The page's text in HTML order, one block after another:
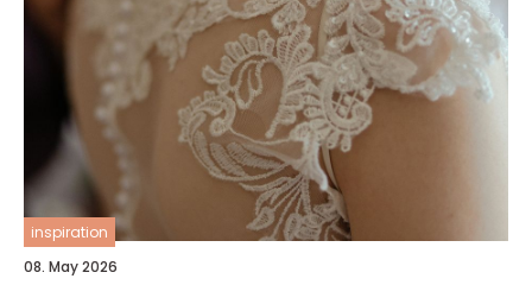
inspiration
08. May 2026